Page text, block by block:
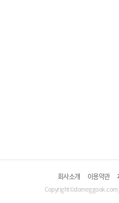
회사소개 이용약관
Copyright©domeggook.com